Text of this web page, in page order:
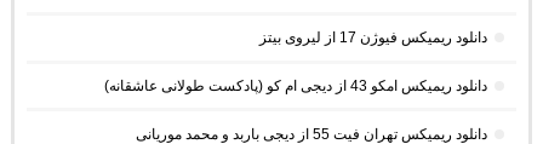
دانلود ریمیکس فیوژن 17 از لیروی بیتز
دانلود ریمیکس امکو 43 از دیجی ام کو (پادکست طولانی عاشقانه)
دانلود ریمیکس تهران فیت 55 از دیجی باربد و محمد موریانی